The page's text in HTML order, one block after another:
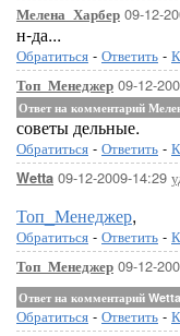
Мелена_Харбер 09-12-
н-да...
Обратиться - Ответить -
Топ_Менеджер 09-12-
Ответ на комментарий
советы дельные.
Обратиться - Ответить -
Wetta 09-12-2009-14:29
Топ_Менеджер,
Обратиться - Ответить -
Топ_Менеджер 09-12-
Ответ на комментарий Wetta
Обратиться - Ответить -